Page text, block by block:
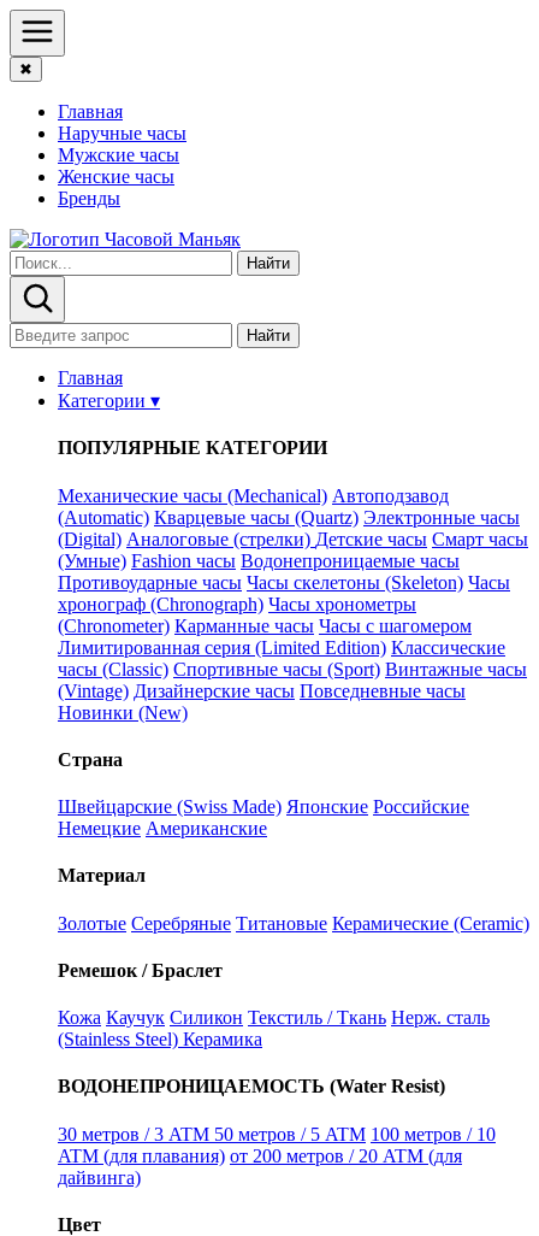
✖
Главная
Наручные часы
Мужские часы
Женские часы
Бренды
Найти
Найти
Главная
Категории ▾
ПОПУЛЯРНЫЕ КАТЕГОРИИ
Механические часы (Mechanical) Автоподзавод
(Automatic) Кварцевые часы (Quartz) Электронные часы
(Digital) Аналоговые (стрелки) Детские часы Смарт часы
(Умные) Fashion часы Водонепроницаемые часы
Противоударные часы Часы скелетоны (Skeleton) Часы
хронограф (Chronograph) Часы хронометры
(Chronometer) Карманные часы Часы с шагомером
Лимитированная серия (Limited Edition) Классические
часы (Classic) Спортивные часы (Sport) Винтажные часы
(Vintage) Дизайнерские часы Повседневные часы
Новинки (New)
Страна
Швейцарские (Swiss Made) Японские Российские
Немецкие Американские
Материал
Золотые Серебряные Титановые Керамические (Ceramic)
Ремешок / Браслет
Кожа Каучук Силикон Текстиль / Ткань Нерж. сталь
(Stainless Steel) Керамика
ВОДОНЕПРОНИЦАЕМОСТЬ (Water Resist)
30 метров / 3 ATM 50 метров / 5 ATM 100 метров / 10
ATM (для плавания) от 200 метров / 20 ATM (для
дайвинга)
Цвет